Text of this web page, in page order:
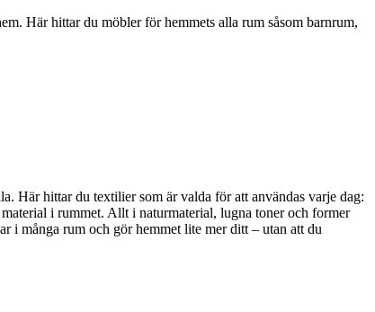
Här hittar du möbler för hemmets alla rum såsom barnrum,
Här hittar du textilier som är valda för att användas varje dag:
i rummet. Allt i naturmaterial, lugna toner och former
i många rum och gör hemmet lite mer ditt – utan att du